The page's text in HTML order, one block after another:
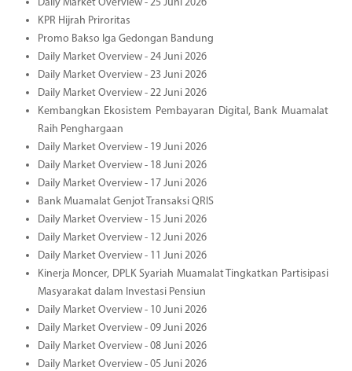
Daily Market Overview - 25 Juni 2026
KPR Hijrah Priroritas
Promo Bakso Iga Gedongan Bandung
Daily Market Overview - 24 Juni 2026
Daily Market Overview - 23 Juni 2026
Daily Market Overview - 22 Juni 2026
Kembangkan Ekosistem Pembayaran Digital, Bank Muamalat
Raih Penghargaan
Daily Market Overview - 19 Juni 2026
Daily Market Overview - 18 Juni 2026
Daily Market Overview - 17 Juni 2026
Bank Muamalat Genjot Transaksi QRIS
Daily Market Overview - 15 Juni 2026
Daily Market Overview - 12 Juni 2026
Daily Market Overview - 11 Juni 2026
Kinerja Moncer, DPLK Syariah Muamalat Tingkatkan Partisipasi
Masyarakat dalam Investasi Pensiun
Daily Market Overview - 10 Juni 2026
Daily Market Overview - 09 Juni 2026
Daily Market Overview - 08 Juni 2026
Daily Market Overview - 05 Juni 2026